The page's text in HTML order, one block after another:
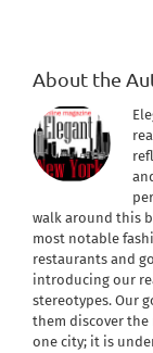
About the
walk around this
most notable
restaurants and
introducing our
stereotypes. Our
them discover the
one city; it is